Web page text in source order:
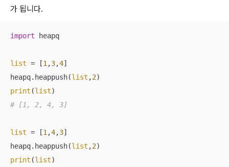
가 됩니다.
import heapq
list = [1 ,3,4]
heapq.heappush(list ,2
print (list
# [1, 2, 4, 3]
list = [1 ,4,3]
heapq.heappush(list ,2
print (list